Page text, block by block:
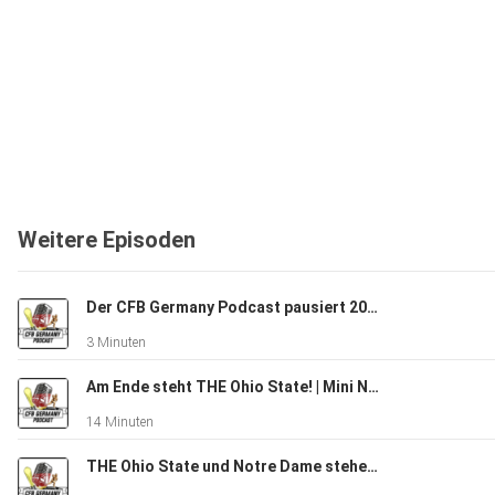
Weitere Episoden
Der CFB Germany Podcast pausiert 2025/26
3 Minuten
Am Ende steht THE Ohio State! | Mini National Championship Recap 2025
14 Minuten
THE Ohio State und Notre Dame stehen im Natty | CFBGP Espresso: Semi-finals Recap und Natty Preview 2025